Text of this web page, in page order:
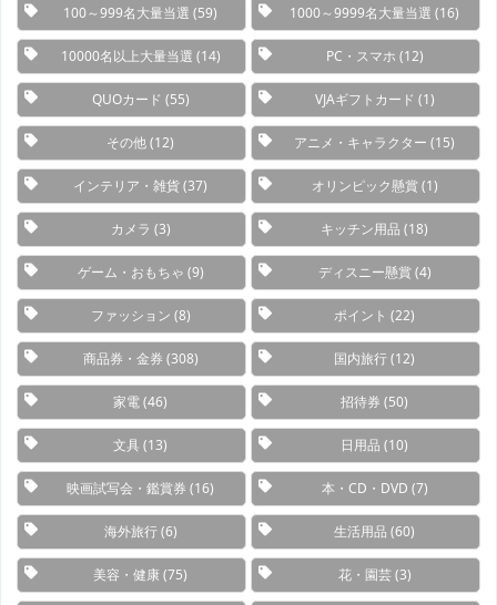
100～999名大量当選 (59) 1000～9999名大量当選 (16)
10000名以上大量当選 (14) PC・スマホ (12)
QUOカード (55) VJAギフトカード (1)
その他(12) アニメ・キャラクター (15)
インテリア・雑貨(37) オリンピック懸賞(1)
カメラ (3) キッチン用品 (18)
ゲーム・おもちゃ (9) ディスニー懸賞(4)
ファッション (8) ポイント (22)
商品券・金券 (308) 国内旅行(12)
家電(46) 招待券 (50)
文具 (13) 日用品 (10)
映画試写会・鑑賞券 (16) 本・CD・DVD (7)
海外旅行(6) 生活用品 (60)
美容・健康(75) 花・園芸(3)